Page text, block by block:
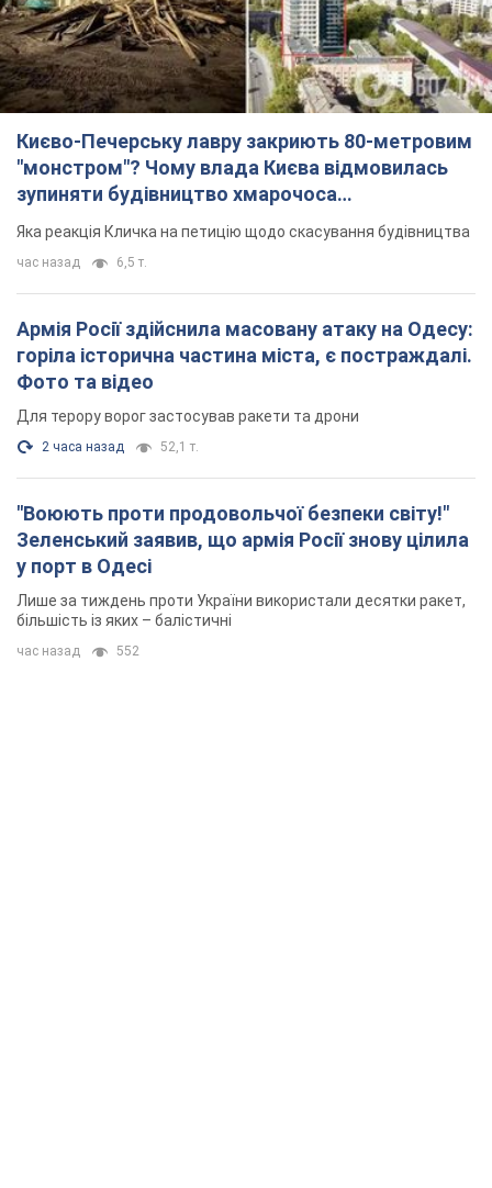
Києво-Печерську лавру закриють 80-метровим
"монстром"? Чому влада Києва відмовилась
зупиняти будівництво хмарочоса
"московського вірянина"
Яка реакція Кличка на петицію щодо скасування будівництва
час назад 6,5 т.
Армія Росії здійснила масовану атаку на Одесу:
горіла історична частина міста, є постраждалі.
Фото та відео
Для терору ворог застосував ракети та дрони
2 часа назад 52,1 т.
"Воюють проти продовольчої безпеки світу!"
Зеленський заявив, що армія Росії знову цілила
у порт в Одесі
Лише за тиждень проти України використали десятки ракет,
більшість із яких – балістичні
час назад 552